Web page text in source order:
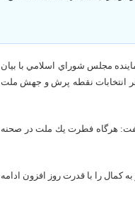
خبرگزاري فارس به نقل از دفتر امور رسانه‌هاي رياست‌جمهوري، محمود احمدي نژاد در ديدار 120 نماينده مجلس شوراي اسلامي با بيان
انتخابات نقطه پرش و جهش ملت
گفت: هرگاه فطرت يك ملت در صحنه
كمال را با قدرت روز افزون ادامه